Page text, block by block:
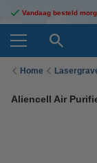
Vandaag besteld
Home
Aliencell Air